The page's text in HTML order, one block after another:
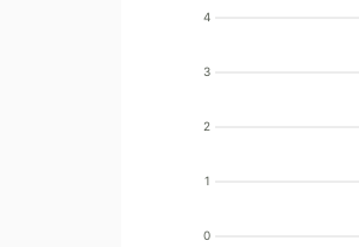
0
1
2
3
4